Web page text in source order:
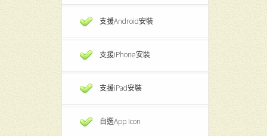
支援Android安裝
支援iPhone安裝
支援iPad安裝
自選App Icon